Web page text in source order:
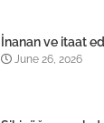
İnanan ve itaat
June 26, 2026